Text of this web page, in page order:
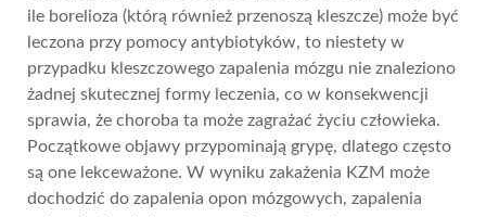
ile borelioza (którą również przenoszą kleszcze) może być
leczona przy pomocy antybiotyków, to niestety w
przypadku kleszczowego zapalenia mózgu nie znaleziono
żadnej skutecznej formy leczenia, co w konsekwencji
sprawia, że choroba ta może zagrażać życiu człowieka.
Początkowe objawy przypominają grypę, dlatego często
są one lekceważone. W wyniku zakażenia KZM może
dochodzić do zapalenia opon mózgowych, zapalenia